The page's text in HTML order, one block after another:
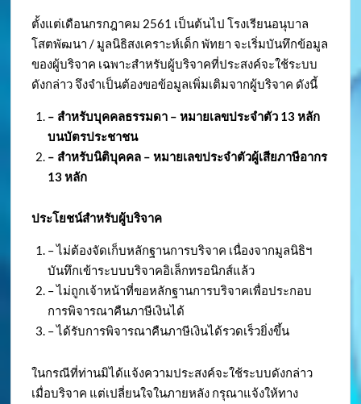
ตั้งแต่เดือนกรกฎาคม 2561 เป็นต้นไป โรงเรียนอนุบาล
โสตพัฒนา / มูลนิธิสงเคราะห์เด็ก พัทยา จะเริ่มบันทึกข้อมูล
ของผู้บริจาค เฉพาะสำหรับผู้บริจาคที่ประสงค์จะใช้ระบบ
ดังกล่าว จึงจำเป็นต้องขอข้อมูลเพิ่มเติมจากผู้บริจาค ดังนี้
– สำหรับบุคคลธรรมดา – หมายเลขประจำตัว 13 หลัก
บนบัตรประชาชน
– สำหรับนิติบุคคล – หมายเลขประจำตัวผู้เสียภาษีอากร
13 หลัก
ประโยชน์สำหรับผู้บริจาค
– ไม่ต้องจัดเก็บหลักฐานการบริจาค เนื่องจากมูลนิธิฯ
บันทึกเข้าระบบบริจาคอิเล็กทรอนิกส์แล้ว
– ไม่ถูกเจ้าหน้าที่ขอหลักฐานการบริจาคเพื่อประกอบ
การพิจารณาคืนภาษีเงินได้
– ได้รับการพิจารณาคืนภาษีเงินได้รวดเร็วยิ่งขึ้น
ในกรณีที่ท่านมิได้แจ้งความประสงค์จะใช้ระบบดังกล่าว
เมื่อบริจาค แต่เปลี่ยนใจในภายหลัง กรุณาแจ้งให้ทาง